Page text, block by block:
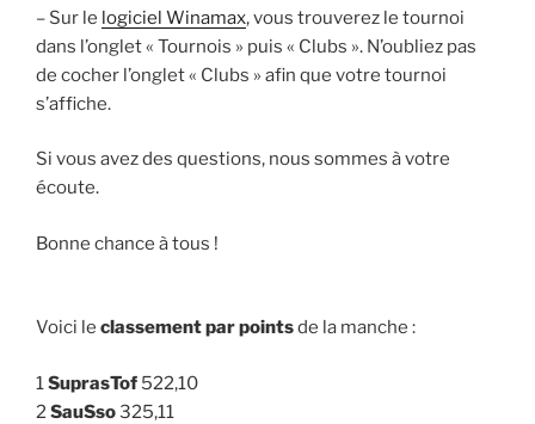
– Sur le logiciel Winamax, vous trouverez le tournoi
dans l’onglet « Tournois » puis « Clubs ». N’oubliez pas
de cocher l’onglet « Clubs » afin que votre tournoi
s’affiche.
Si vous avez des questions, nous sommes à votre
écoute.
Bonne chance à tous !
Voici le classement par pointsde la manche :
1SuprasTof 522,10
2SauSso325,11